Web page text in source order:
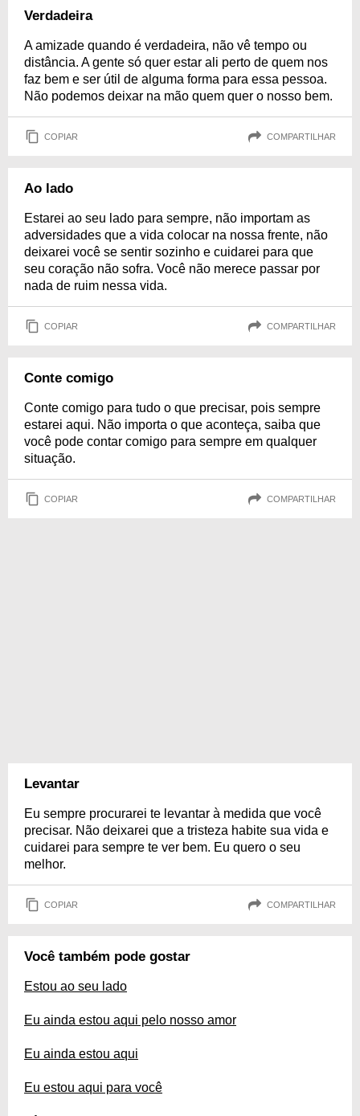
Verdadeira
A amizade quando é verdadeira, não vê tempo ou
distância. A gente só quer estar ali perto de quem nos
faz bem e ser útil de alguma forma para essa pessoa.
Não podemos deixar na mão quem quer o nosso bem.
COPIAR COMPARTILHAR
Ao lado
Estarei ao seu lado para sempre, não importam as
adversidades que a vida colocar na nossa frente, não
deixarei você se sentir sozinho e cuidarei para que
seu coração não sofra. Você não merece passar por
nada de ruim nessa vida.
COPIAR COMPARTILHAR
Conte comigo
Conte comigo para tudo o que precisar, pois sempre
estarei aqui. Não importa o que aconteça, saiba que
você pode contar comigo para sempre em qualquer
situação.
COPIAR COMPARTILHAR
Levantar
Eu sempre procurarei te levantar à medida que você
precisar. Não deixarei que a tristeza habite sua vida e
cuidarei para sempre te ver bem. Eu quero o seu
melhor.
COPIAR COMPARTILHAR
Você também pode gostar
Estou ao seu lado
Eu ainda estou aqui pelo nosso amor
Eu ainda estou aqui
Eu estou aqui para você